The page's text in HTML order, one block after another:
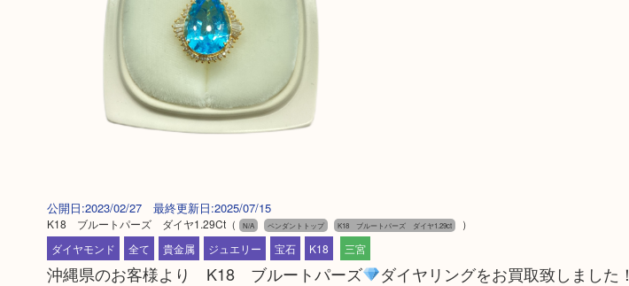
公開日:2023/02/27 最終更新日:2025/07/15
K18 ブルートパーズ ダイヤ1.29Ct（ N/A ペンダントトップ K18 ブルートパーズ ダイヤ1.29ct
）
ダイヤモンド
全て 貴金属 ジュエリー 宝石 K18 三宮
沖縄県のお客様より K18 ブルートパーズ
ダイヤリングをお買取致しました！